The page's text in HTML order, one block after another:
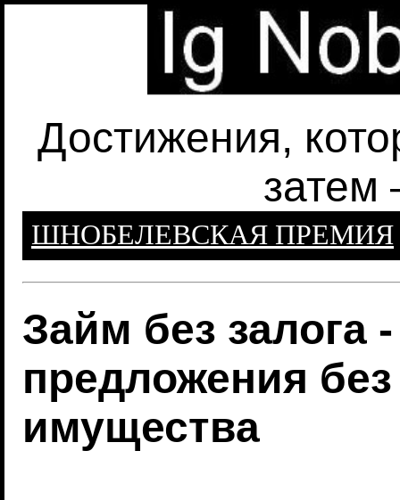
Достижения,
затем
ШНОБЕЛЕВСКАЯ ПРЕМИЯ
Займ без залога
предложения
имущества